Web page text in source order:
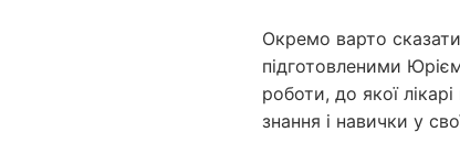
Окремо варто
підготовленими
роботи, до якої
знання і навички у